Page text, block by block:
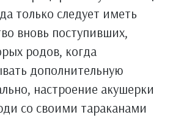
только следует иметь
вновь поступивших,
родов, когда
дополнительную
настроение акушерки
со своими тараканами